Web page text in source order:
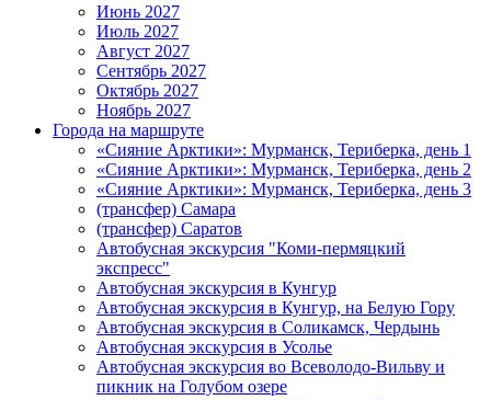
Июнь 2027
Июль 2027
Август 2027
Сентябрь 2027
Октябрь 2027
Ноябрь 2027
Города на маршруте
«Сияние Арктики»: Мурманск, Териберка, день 1
«Сияние Арктики»: Мурманск, Териберка, день 2
«Сияние Арктики»: Мурманск, Териберка, день 3
(трансфер) Самара
(трансфер) Саратов
Автобусная экскурсия "Коми-пермяцкий
экспресс"
Автобусная экскурсия в Кунгур
Автобусная экскурсия в Кунгур, на Белую Гору
Автобусная экскурсия в Соликамск, Чердынь
Автобусная экскурсия в Усолье
Автобусная экскурсия во Всеволодо-Вильву и
пикник на Голубом озере